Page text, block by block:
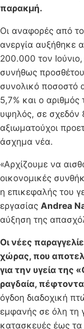
παρακμή.
Οι αναφορές από
ανεργία αυξήθηκε
200.000 τον
συνήθως
συνολικό ποσοστό
5,7% και ο
υψηλός, σε σχεδόν
αξιωματούχοι
άσχημα νέα.
«Αρχίζουμε να
οικονομικές
η επικεφαλής του
εργασίας Andrea
αύξηση της
Οι νέες
χώρας, που
για την υγεία της
ραγδαία,
όγδοη διαδοχική
εμφανής σε όλη τη
κατασκευές έως τα